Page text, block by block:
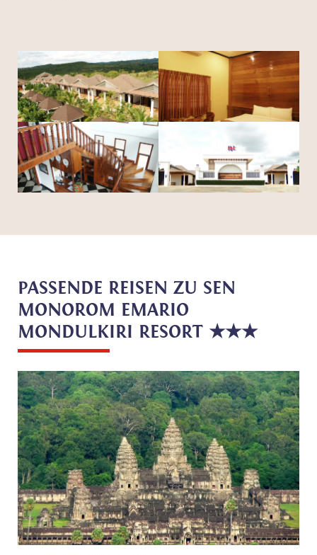
PASSENDE REISEN ZU SEN
MONOROM EMARIO
MONDULKIRI RESORT ★★★